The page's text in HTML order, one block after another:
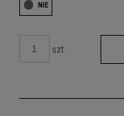
szt.